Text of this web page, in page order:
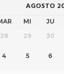
AGOSTO
MI JU
28 29 30
4 5 6